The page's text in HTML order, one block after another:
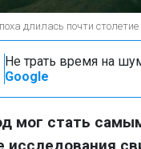
длилась почти столетие
Не трать время на
Google
мог стать